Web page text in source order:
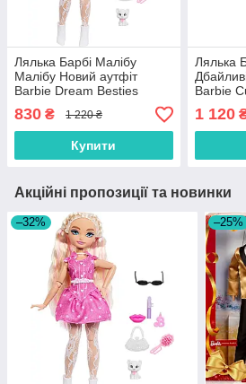
Лялька Барбі Малібу
Малібу Новий аутфіт
Barbie Dream Besties
Malibu JKP50
830 ₴ 1 220 ₴
Купити
Лялька
Barbie
Grumpy
1 120
Акційні пропозиції та новинки
–32% –25%